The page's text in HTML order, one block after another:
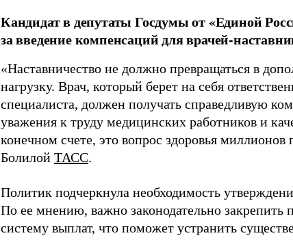
Кандидат в депутаты Госдумы от «Единой
за введение компенсаций для врачей-
«Наставничество не должно превращаться в
нагрузку. Врач, который берет на себя
специалиста, должен получать справедливую
уважения к труду медицинских работников и
конечном счете, это вопрос здоровья миллионов
Болилой ТАСС.
Политик подчеркнула необходимость
По ее мнению, важно законодательно закрепить
систему выплат, что поможет устранить